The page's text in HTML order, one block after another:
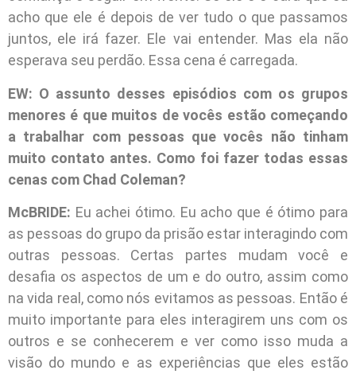
acho que ele é depois de ver tudo o que passamos
juntos, ele irá fazer. Ele vai entender. Mas ela não
esperava seu perdão. Essa cena é carregada.
EW: O assunto desses episódios com os grupos
menores é que muitos de vocês estão começando
a trabalhar com pessoas que vocês não tinham
muito contato antes. Como foi fazer todas essas
cenas com Chad Coleman?
McBRIDE: Eu achei ótimo. Eu acho que é ótimo para
as pessoas do grupo da prisão estar interagindo com
outras pessoas. Certas partes mudam você e
desafia os aspectos de um e do outro, assim como
na vida real, como nós evitamos as pessoas. Então é
muito importante para eles interagirem uns com os
outros e se conhecerem e ver como isso muda a
visão do mundo e as experiências que eles estão